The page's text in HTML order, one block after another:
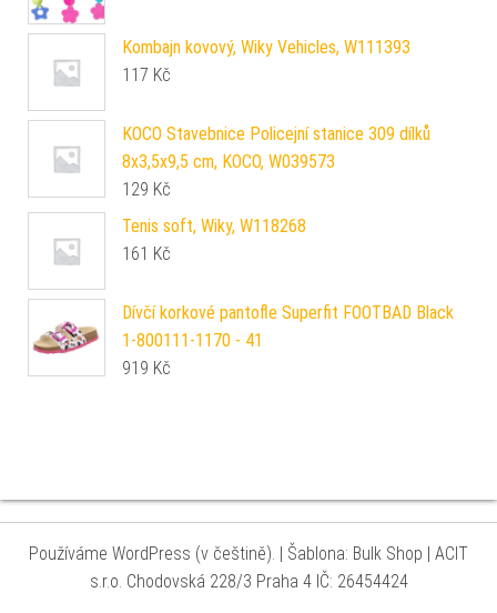
Kombajn kovový, Wiky Vehicles, W111393
117 Kč
KOCO Stavebnice Policejní stanice 309 dílků
8x3,5x9,5 cm, KOCO, W039573
129 Kč
Tenis soft, Wiky, W118268
161 Kč
Dívčí korkové pantofle Superfit FOOTBAD Black
1-800111-1170 - 41
919 Kč
Používáme WordPress (v češtině). | Šablona: Bulk Shop | ACIT
s.r.o. Chodovská 228/3 Praha 4 IČ: 26454424